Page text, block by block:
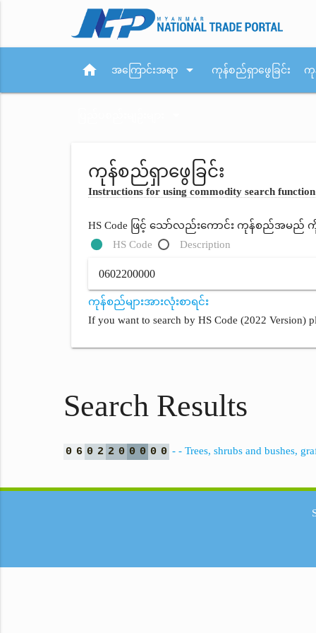
home အကြောင်းအရာ arrow_drop_down ကုန်စည်ရှာဖွေခြင်း ကု
ကုန်စည်ရှာဖွေခြင်း
Instructions for using commodity search function
HS Code ဖြင့် သော်လည်းကောင်း ကုန်စည်အမည်
HS Code
Description
ကုန်စည်များအားလုံးစာရင်း
If you want to search by HS Code (2022 Version)
Search Results
0 6 0 2 2 0 0 0 0 0 - - Trees, shrubs and bushes,